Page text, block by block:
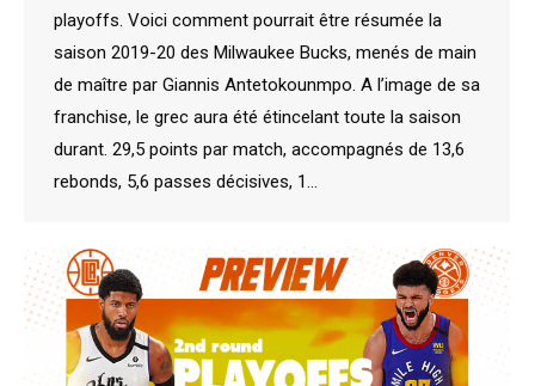
playoffs. Voici comment pourrait être résumée la
saison 2019-20 des Milwaukee Bucks, menés de main
de maître par Giannis Antetokounmpo. A l’image de sa
franchise, le grec aura été étincelant toute la saison
durant. 29,5 points par match, accompagnés de 13,6
rebonds, 5,6 passes décisives, 1…